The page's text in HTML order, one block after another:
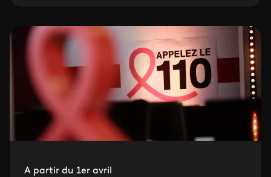
A partir du 1er avril